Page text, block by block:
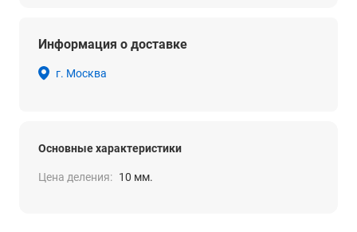
Информация о доставке
г. Москва
Основные характеристики
Цена деления: 10 мм.